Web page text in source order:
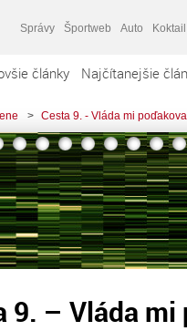
Správy Športweb Auto Koktail
články Najčítanejšie
> Cesta 9. - Vláda mi
9. – Vláda